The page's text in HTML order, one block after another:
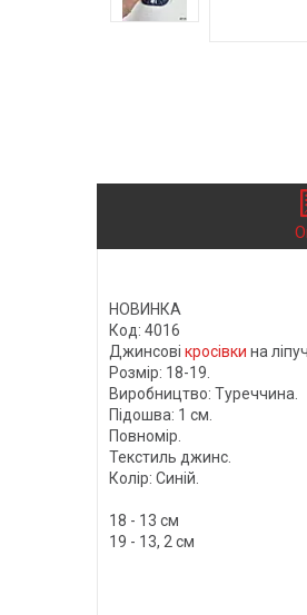
НОВИНКА
Код: 4016
Джинсові кросівки на
Розмір: 18-19.
Виробництво: Туреччина.
Підошва: 1 см.
Повномір.
Текстиль джинс.
Колір: Синій.
18 - 13 см
19 - 13, 2 см